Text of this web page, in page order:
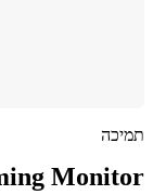
תמיכה
Monitor